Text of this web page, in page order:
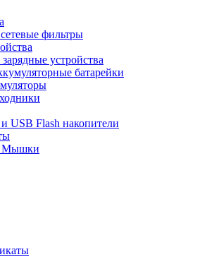
фильтры
устройства
батарейки
USB Flash накопители
Мышки